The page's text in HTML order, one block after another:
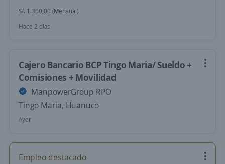
S/. 1.300,00 (Mensual)
Hace 2 días
Cajero Bancario BCP Tingo Maria/ Sueldo +
Comisiones + Movilidad
ManpowerGroup RPO
Tingo Maria, Huanuco
Ayer
Empleo destacado